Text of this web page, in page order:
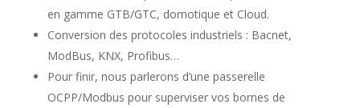
en gamme GTB/GTC, domotique et Cloud.
Conversion des protocoles industriels : Bacnet,
ModBus, KNX, Profibus…
Pour finir, nous parlerons d’une passerelle
OCPP/Modbus pour superviser vos bornes de